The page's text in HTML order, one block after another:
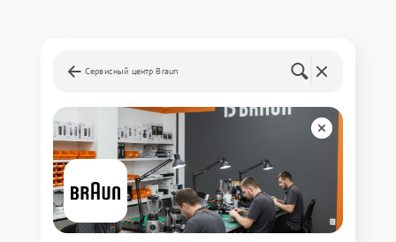
Сервисный центр Braun